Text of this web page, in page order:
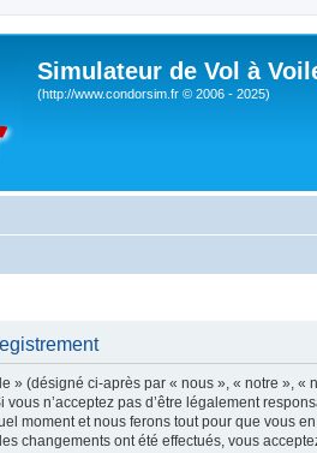
Simulateur de Vol à
(http://www.condorsim.fr © 2006 - 2025)
» (désigné ci-après par « nous », « notre »,
n’acceptez pas d’être légalement
moment et nous ferons tout pour que vous
changements ont été effectués, vous